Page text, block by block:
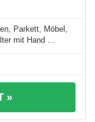
Parkett, Möbel,
mit Hand ...
»